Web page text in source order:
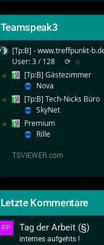
Teamspeak3
[Tp:B] - www.treffpunkt-
User: 3 / 128
⟳ ◌
[Tp:B] Gästezimmer
Nova
[Tp:B] Tech-Nicks Büro
SkyNet
Premium
Rille
Letzte Kommentare
Tag der Arbeit (§)
internes aufgehts !